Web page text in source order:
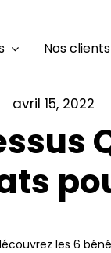
Nos clients
avril 15, 2022
les 6